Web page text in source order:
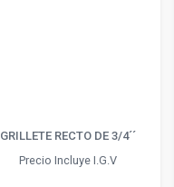
GRILLETE RECTO DE 3/4´´
Precio Incluye I.G.V